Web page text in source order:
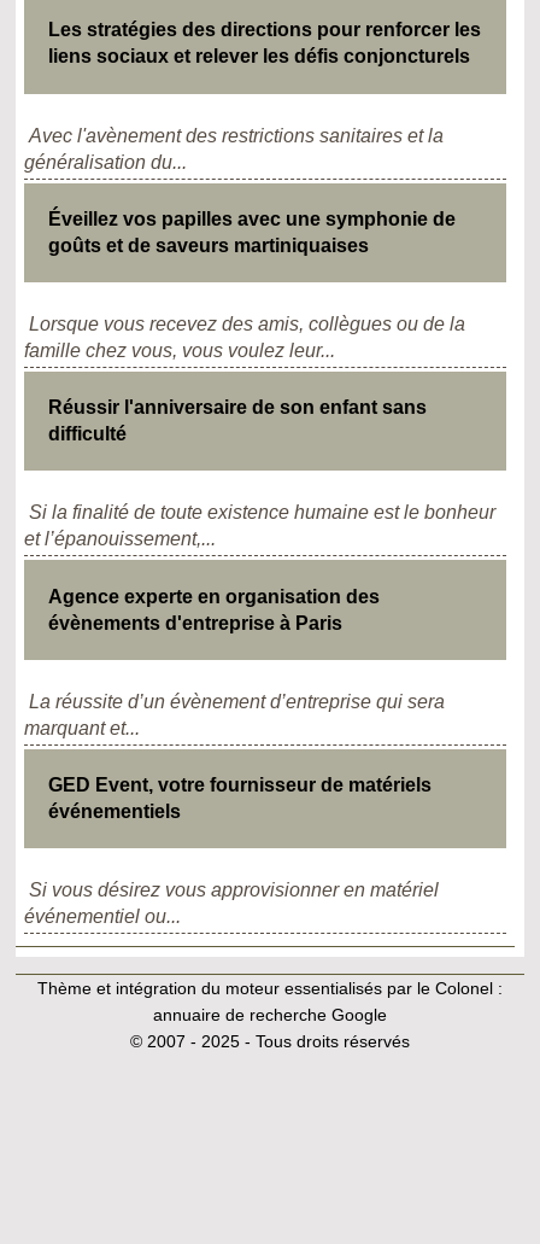
Les stratégies des directions pour renforcer les
liens sociaux et relever les défis conjoncturels
Avec l'avènement des restrictions sanitaires et la
généralisation du...
Éveillez vos papilles avec une symphonie de
goûts et de saveurs martiniquaises
Lorsque vous recevez des amis, collègues ou de la
famille chez vous, vous voulez leur...
Réussir l'anniversaire de son enfant sans
difficulté
Si la finalité de toute existence humaine est le bonheur
et l’épanouissement,...
Agence experte en organisation des
évènements d'entreprise à Paris
La réussite d’un évènement d’entreprise qui sera
marquant et...
GED Event, votre fournisseur de matériels
événementiels
Si vous désirez vous approvisionner en matériel
événementiel ou...
Thème et intégration du moteur essentialisés par le Colonel :
annuaire de recherche Google
© 2007 - 2025 - Tous droits réservés